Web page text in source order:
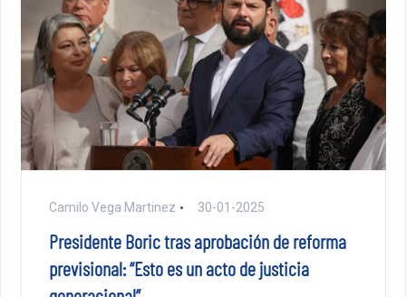
Camilo Vega Martinez 30-01-2025
Presidente Boric tras aprobación de reforma
previsional: “Esto es un acto de justicia